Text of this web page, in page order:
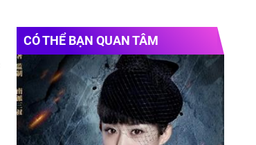
CÓ THỂ BẠN QUAN TÂM